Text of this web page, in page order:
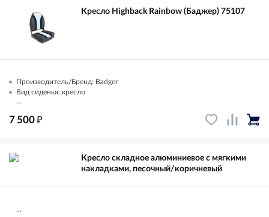
Кресло Highback Rainbow (Баджер) 75107
Производитель/Бренд: Badger
Вид сиденья: кресло
...
7 500₽
Кресло складное алюминиевое с мягкими
накладками, песочный/коричневый
...